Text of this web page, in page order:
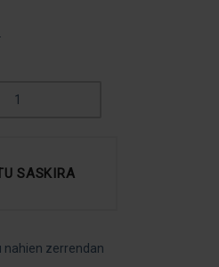
BAINUONTZIAN
SASKIRA
nahien zerrendan